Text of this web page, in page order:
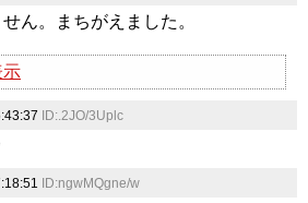
ん。まちがえました。
示
ID:.2JO/3Uplc
ID:ngwMQgne/w